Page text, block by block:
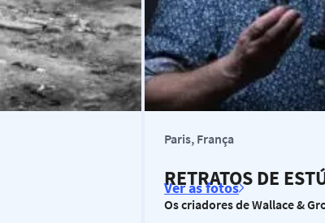
Paris, França
RETRATOS DE
Os criadores de Wallace &
Ver as fotos